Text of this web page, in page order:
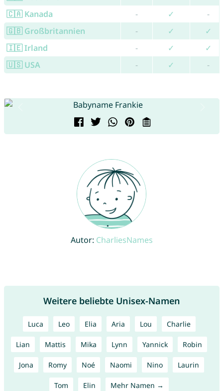
🇨🇦 Kanada
- ✓
-
🇬🇧 Großbritannien
- ✓
✓
🇮🇪 Irland
- ✓
✓
🇺🇸 USA
- ✓ -
Autor: CharliesNames
Weitere beliebte Unisex-Namen
Luca Leo Elia Aria Lou Charlie
Lian Mattis Mika Lynn Yannick Robin
Jona Romy Noé Naomi Nino Laurin
Tom Elin Mehr Namen →